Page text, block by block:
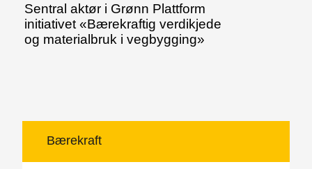
Bærekraft
Sentral aktør i Grønn Plattform
initiativet «Bærekraftig verdikjede
og materialbruk i vegbygging»